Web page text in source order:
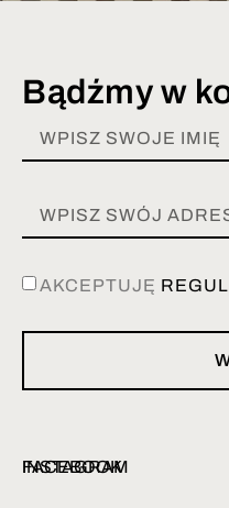
Bądźmy w
AKCEPTUJĘ
INSTAGRAM
FACEBOOK